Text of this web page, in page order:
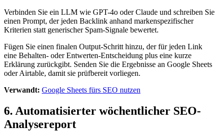
Verbinden Sie ein LLM wie GPT-4o oder Claude und schreiben Sie
einen Prompt, der jeden Backlink anhand markenspezifischer
Kriterien statt generischer Spam-Signale bewertet.
Fügen Sie einen finalen Output-Schritt hinzu, der für jeden Link
eine Behalten- oder Entwerten-Entscheidung plus eine kurze
Erklärung zurückgibt. Senden Sie die Ergebnisse an Google Sheets
oder Airtable, damit sie prüfbereit vorliegen.
Verwandt: Google Sheets fürs SEO nutzen
6. Automatisierter wöchentlicher SEO-
Analysereport